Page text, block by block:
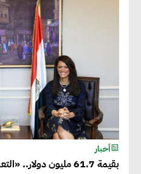
أخبار
بقيمة 61.7 مليون